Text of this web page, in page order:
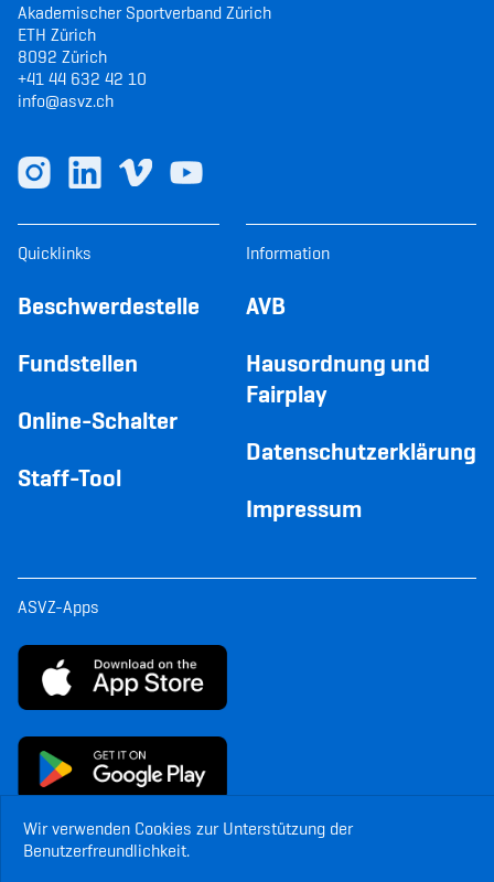
Wir verwenden Cookies zur Unterstützung der
Benutzerfreundlichkeit.
Akademischer Sportverband Zürich
ETH Zürich
8092 Zürich
+41 44 632 42 10
info@asvz.ch
Quicklinks
Beschwerdestelle
Fundstellen
Online-Schalter
Staff-Tool
Information
AVB
Hausordnung und
Fairplay
Datenschutzerklärung
Impressum
ASVZ-Apps